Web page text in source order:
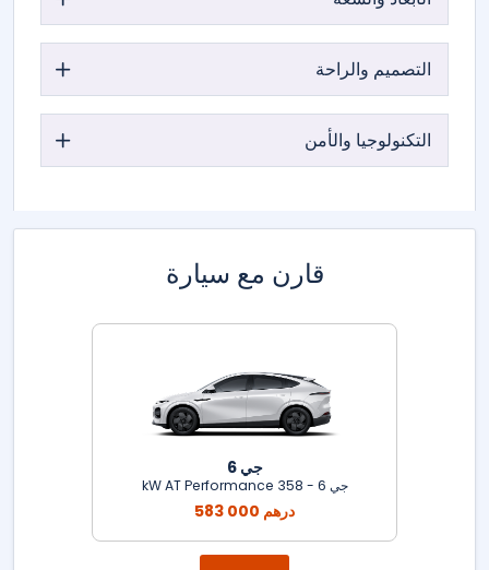
التصميم والراحة
التكنولوجيا والأمن
قارن مع سيارة
جي 6
جي 6 - 358 kW AT Performance
583 000 درهم